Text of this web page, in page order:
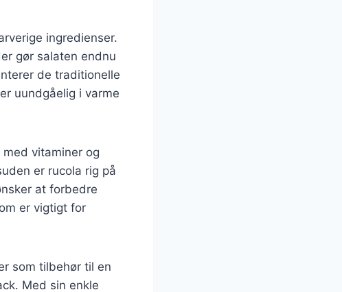
ingredienser.
gør salaten endnu
de traditionelle
uundgåelig i varme
vitaminer og
er rucola rig på
at forbedre
er vigtigt for
som tilbehør til en
Med sin enkle